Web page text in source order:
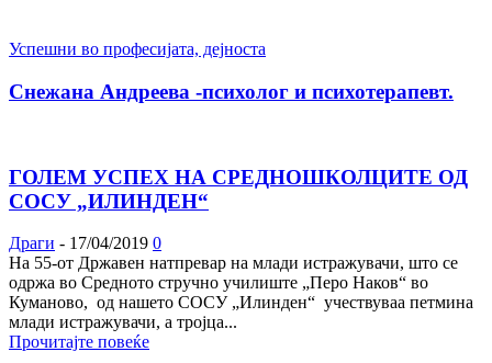
Успешни во професијата, дејноста
Снежана Андреева -психолог и психотерапевт.
ГОЛЕМ УСПЕХ НА СРЕДНОШКОЛЦИТЕ ОД
СОСУ „ИЛИНДЕН“
Драги - 17/04/2019 0
На 55-от Државен натпревар на млади истражувачи, што се
одржа во Средното стручно училиште „Перо Наков“ во
Куманово, од нашето СОСУ „Илинден“ учествуваа петмина
млади истражувачи, а тројца...
Прочитајте повеќе